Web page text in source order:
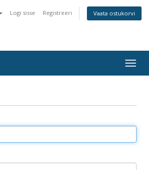
Logi sisse Registreeri Vaata ostukorvi